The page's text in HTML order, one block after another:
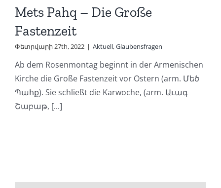
Mets Pahq – Die Große
Fastenzeit
Փետրվարի 27th, 2022 | Aktuell,Glaubensfragen
Ab dem Rosenmontag beginnt in der Armenischen
Kirche die Große Fastenzeit vor Ostern (arm. Մեծ
Պահք). Sie schließt die Karwoche, (arm. Աւագ
Շաբաթ, [...]